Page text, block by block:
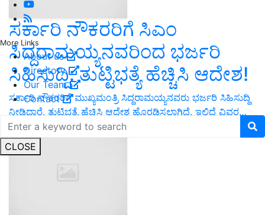
More Links
About us
Directory
Our Team
Contact
CLOSE
ಸರ್ಕಾರಿ ನೌಕರರಿಗೆ ಸಿಎಂ
ಸಿದ್ದರಾಮಯ್ಯನವರಿಂದ ಭರ್ಜರಿ
ಸಿಹಿಸುದ್ದಿ: ತುಟ್ಟಿಭತ್ಯೆ ಹೆಚ್ಚಿಸಿ ಆದೇಶ!
ಸರ್ಕಾರಿ ನೌಕರರಿಗೆ ಮುಖ್ಯಮಂತ್ರಿ ಸಿದ್ದರಾಮಯ್ಯನವರು ಭರ್ಜರಿ ಸಿಹಿಸುದ್ದಿ
ನೀಡಿದ್ದಾರೆ. ತುಟ್ಟಿಭತ್ಯೆ ಹೆಚ್ಚಿಸಿ ಆದೇಶ ಹೊರಡಿಸಲಾಗಿದೆ. ಇಲ್ಲಿದೆ ವಿವರ…